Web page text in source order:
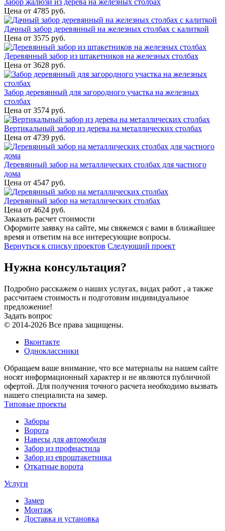
Забор жалюзи из дерева на железных столбах
Цена от 4785 руб.
Дачный забор деревянный на железных столбах с калиткой
Цена от 3575 руб.
Деревянный забор из штакетников на железных столбах
Цена от 3628 руб.
Забор деревянный для загородного участка на железных
столбах
Цена от 3574 руб.
Вертикальный забор из дерева на металлических столбах
Цена от 4739 руб.
Деревянный забор на металлических столбах для частного
дома
Цена от 4547 руб.
Деревянный забор на металлических столбах
Цена от 4624 руб.
Заказать расчет стоимости
Оформите заявку на сайте, мы свяжемся с вами в ближайшее
время и ответим на все интересующие вопросы.
Вернуться к списку проектов Следующий проект
Нужна консультация?
Подробно расскажем о наших услугах, видах работ , а также
рассчитаем стоимость и подготовим индивидуальное
предложение!
Задать вопрос
© 2014-2026 Все права защищены.
Вконтакте
Одноклассники
Обращаем ваше внимание, что все материалы на нашем сайте
носят информационный характер и не являются публичной
офертой. Для получения точного расчета необходимо вызвать
нашего специалиста на замер.
Типовые проекты
Заборы
Ворота
Навесы для автомобиля
Забор из профнастила
Забор из евроштакетника
Откатные ворота
Услуги
Замер
Монтаж
Доставка и установка